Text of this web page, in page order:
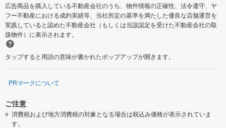
広告商品を購入している不動産会社のうち、物件情報の正確性、法令遵守、ヤ
フー不動産における成約実績等、当社所定の基準を満たした優良な店舗運営を
実践していると認めた不動産会社（もしくは当該認定を受けた不動産会社の取
扱物件）に表示されます。
タップすると用語の意味が書かれたポップアップが開きます。
PRマークについて
ご注意
消費税および地方消費税の対象となる場合は税込み価格が表示されていま
す。